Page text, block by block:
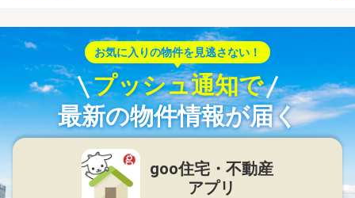
お気に入りの物件を見逃さない！
プッシュ通知で
最新の物件情報が届く
goo住宅・不動産
アプリ